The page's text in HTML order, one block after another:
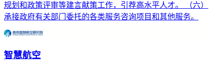
规划和政策评审等建言献策工作，引荐高水平人才。 （六）
承接政府有关部门委托的各类服务咨询项目和其他服务。
智慧航空